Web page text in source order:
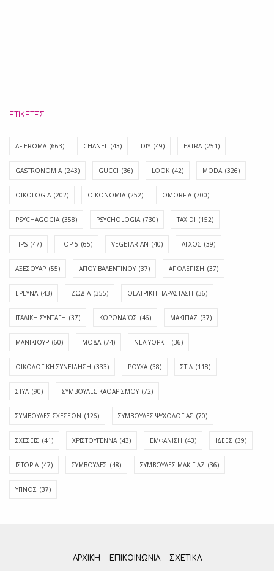
ΕΤΙΚΈΤΕΣ
AFIEROMA (663) CHANEL (43) DIY (49) EXTRA (251)
GASTRONOMIA (243) GUCCI (36) LOOK (42) MODA (326)
OIKOLOGIA (202) OIKONOMIA (252) OMORFIA (700)
PSYCHAGOGIA (358) PSYCHOLOGIA (730) TAXIDI (152)
TIPS (47) TOP 5 (65) VEGETARIAN (40) ΑΓΧΟΣ (39)
ΑΞΕΣΟΥΑΡ (55) ΑΓΊΟΥ ΒΑΛΕΝΤΊΝΟΥ (37) ΑΠΟΛΈΠΙΣΗ (37)
ΕΡΕΥΝΑ (43) ΖΩΔΙΑ (355) ΘΕΑΤΡΙΚΗ ΠΑΡΑΣΤΑΣΗ (36)
ΙΤΑΛΙΚΗ ΣΥΝΤΑΓΗ (37) ΚΟΡΩΝΑΪΟΣ (46) ΜΑΚΙΓΙΑΖ (37)
ΜΑΝΙΚΙΟΥΡ (60) ΜΟΔΑ (74) ΝΕΑ ΥΟΡΚΗ (36)
ΟΙΚΟΛΟΓΙΚΗ ΣΥΝΕΙΔΗΣΗ (333) ΡΟΥΧΑ (38) ΣΤΙΛ (118)
ΣΤΥΛ (90) ΣΥΜΒΟΥΛΕΣ ΚΑΘΑΡΙΣΜΟΥ (72)
ΣΥΜΒΟΥΛΕΣ ΣΧΕΣΕΩΝ (126) ΣΥΜΒΟΥΛΕΣ ΨΥΧΟΛΟΓΙΑΣ (70)
ΣΧΕΣΕΙΣ (41) ΧΡΙΣΤΟΥΓΕΝΝΑ (43) ΕΜΦΆΝΙΣΗ (43) ΙΔΈΕΣ (39)
ΙΣΤΟΡΊΑ (47) ΣΥΜΒΟΥΛΈΣ (48) ΣΥΜΒΟΥΛΈΣ ΜΑΚΙΓΙΆΖ (36)
ΎΠΝΟΣ (37)
ΑΡΧΙΚΗ ΕΠΙΚΟΙΝΩΝΊΑ ΣΧΕΤΙΚΆ